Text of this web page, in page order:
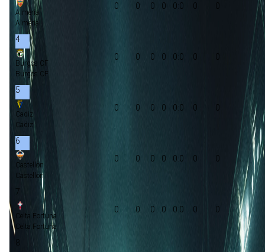
Almeria
Almeria
0 0 0 0 0:0 0
4
Burgos CF
Burgos CF
0 0 0 0 0:0 0
5
Cadiz
Cadiz
0 0 0 0 0:0 0 0
6
Castellon
Castellon
0 0 0 0 0:0 0 0
7
Celta Fortuna
Celta Fortuna
0 0 0 0 0:0 0 0
8